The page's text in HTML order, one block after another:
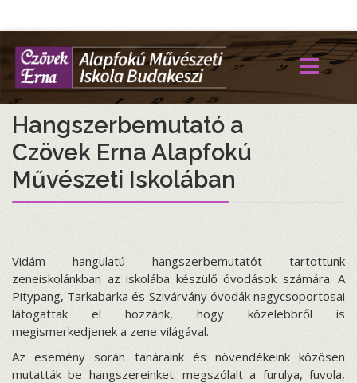
Hangszerbemutató a
Czövek Erna Alapfokú
Művészeti Iskolában
Vidám hangulatú hangszerbemutatót tartottunk
zeneiskolánkban az iskolába készülő óvodások számára. A
Pitypang, Tarkabarka és Szivárvány óvodák nagycsoportosai
látogattak el hozzánk, hogy közelebbről is
megismerkedjenek a zene világával.
Az esemény során tanáraink és növendékeink közösen
mutatták be hangszereinket: megszólalt a furulya, fuvola,